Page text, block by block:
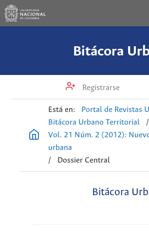
Bitácora
Registrarse
Está en: Portal de Revistas
Bitácora Urbano Territorial
/
Vol. 21 Núm. 2 (2012):
urbana
/
Dossier Central
Bitácora